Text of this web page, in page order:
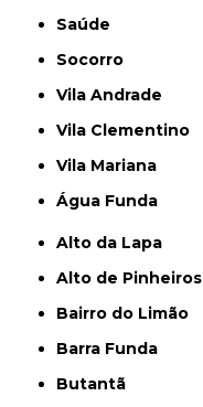
Saúde
Socorro
Vila Andrade
Vila Clementino
Vila Mariana
Água Funda
Alto da Lapa
Alto de Pinheiros
Bairro do Limão
Barra Funda
Butantã